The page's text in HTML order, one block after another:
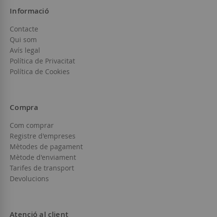
Informació
Contacte
Qui som
Avís legal
Política de Privacitat
Política de Cookies
Compra
Com comprar
Registre d'empreses
Mètodes de pagament
Mètode d'enviament
Tarifes de transport
Devolucions
Atenció al client